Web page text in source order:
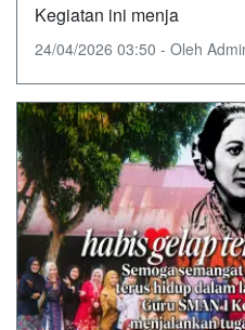
Kegiatan ini menja
24/04/2026 03:50 - Oleh